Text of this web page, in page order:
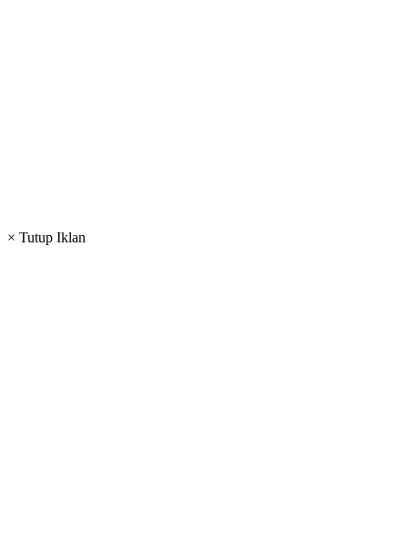
× Tutup Iklan